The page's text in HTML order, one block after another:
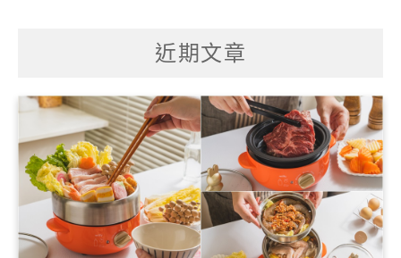
近期文章